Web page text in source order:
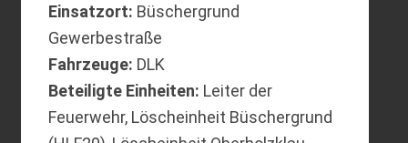
Einsatzort: Büschergrund
Gewerbestraße
Fahrzeuge: DLK
Beteiligte Einheiten: Leiter der
Feuerwehr, Löscheinheit Büschergrund